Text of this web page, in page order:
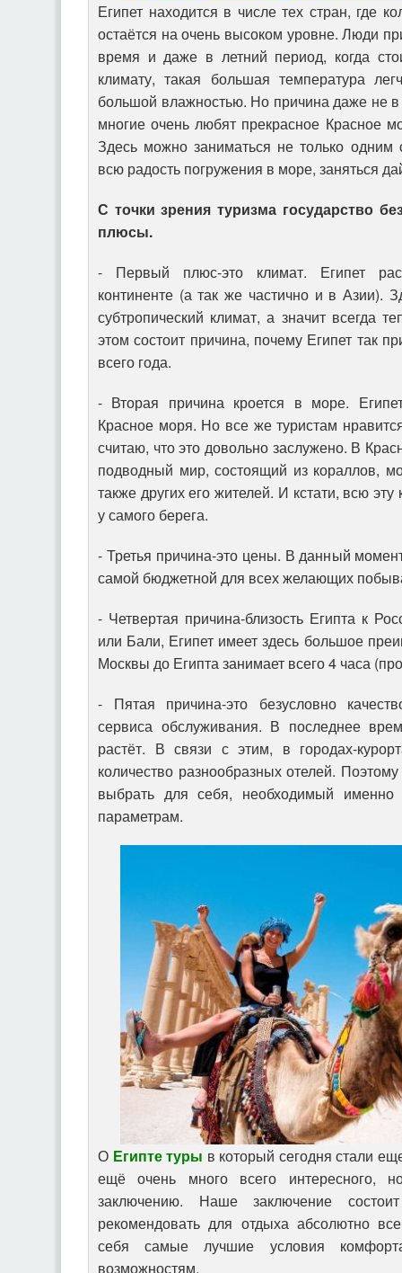
Египет находится в числе тех стран, где
остаётся на очень высоком уровне. Люди
время и даже в летний период, когда
климату, такая большая температура
большой влажностью. Но причина даже не в
многие очень любят прекрасное Красное
Здесь можно заниматься не только одним
всю радость погружения в море, заняться
С точки зрения туризма государство
плюсы.
- Первый плюс-это климат. Египет
континенте (а так же частично и в Азии).
субтропический климат, а значит всегда
этом состоит причина, почему Египет так
всего года.
- Вторая причина кроется в море.
Красное моря. Но все же туристам
считаю, что это довольно заслужено. В
подводный мир, состоящий из кораллов,
также других его жителей. И кстати, всю
у самого берега.
- Третья причина-это цены. В данный
самой бюджетной для всех желающих
- Четвертая причина-близость Египта к
или Бали, Египет имеет здесь большое
Москвы до Египта занимает всего 4 часа
- Пятая причина-это безусловно
сервиса обслуживания. В последнее
растёт. В связи с этим, в городах-
количество разнообразных отелей.
выбрать для себя, необходимый
параметрам.
О Египте туры в который сегодня стали
ещё очень много всего интересного,
заключению. Наше заключение
рекомендовать для отдыха абсолютно
себя самые лучшие условия
возможностям.